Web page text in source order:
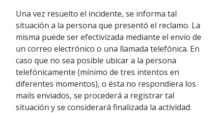
Una vez resuelto el incidente, se informa tal
situación a la persona que presentó el reclamo. La
misma puede ser efectivizada mediante el envío de
un correo electrónico o una llamada telefónica. En
caso que no sea posible ubicar a la persona
telefónicamente (mínimo de tres intentos en
diferentes momentos), o ésta no respondiera los
mails enviados, se procederá a registrar tal
situación y se considerará finalizada la actividad.